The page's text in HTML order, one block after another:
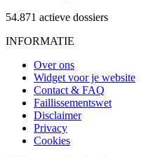
54.871 actieve dossiers
INFORMATIE
Over ons
Widget voor je website
Contact & FAQ
Faillissementswet
Disclaimer
Privacy
Cookies